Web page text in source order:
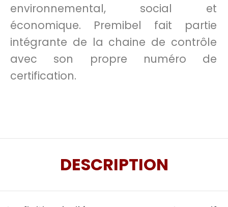
environnemental, social et
économique. Premibel fait partie
intégrante de la chaine de contrôle
avec son propre numéro de
certification.
DESCRIPTION